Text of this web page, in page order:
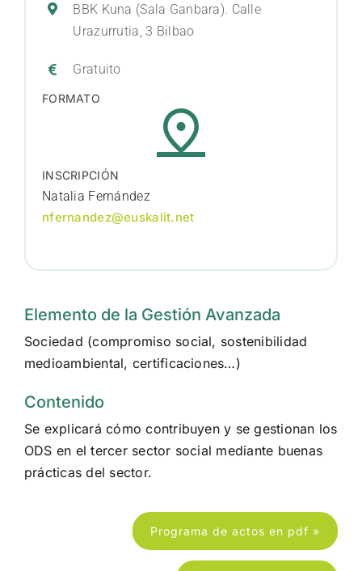
BBK Kuna (Sala Ganbara). Calle
Urazurrutia, 3 Bilbao
Gratuito
FORMATO
INSCRIPCIÓN
Natalia Fernández
nfernandez@euskalit.net
Elemento de la Gestión Avanzada
Sociedad (compromiso social, sostenibilidad
medioambiental, certificaciones…)
Contenido
Se explicará cómo contribuyen y se gestionan los
ODS en el tercer sector social mediante buenas
prácticas del sector.
Programa de actos en pdf »